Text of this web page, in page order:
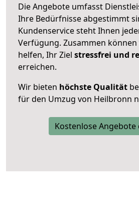
Die Angebote umfasst
Ihre Bedürfnisse abgestimmt
Kundenservice steht Ihnen
Verfügung. Zusammen
helfen, Ihr Ziel stressfrei und
erreichen.
Wir bieten höchste Qualität
für den Umzug von Heilbronn
Kostenlose Angebote